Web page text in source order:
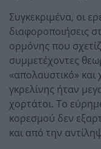
Συγκεκριμένα, οι
διαφοροποιήσεις
ορμόνης που
συμμετέχοντες
«απολαυστικό» και
γκρελίνης ήταν
χορτάτοι. Το
κορεσμού δεν
και από την